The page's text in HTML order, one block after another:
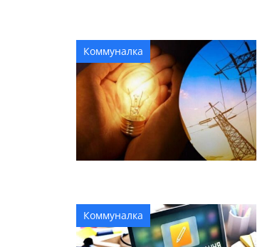
Коммуналка
Коммуналка